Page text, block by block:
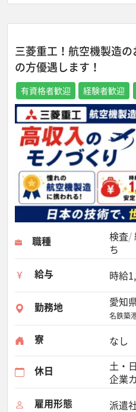
三菱重工！航空機製造
の方優遇します！
有資格者歓迎 経験者歓迎
職種 検査
ち
給与
時給
勤務地 愛知
名鉄築
寮 なし
休日
土・
企業
雇用形態
派遣